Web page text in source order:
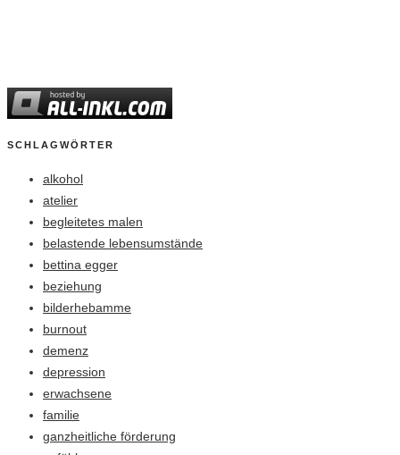
SCHLAGWÖRTER
alkohol
atelier
begleitetes malen
belastende lebensumstände
bettina egger
beziehung
bilderhebamme
burnout
demenz
depression
erwachsene
familie
ganzheitliche förderung